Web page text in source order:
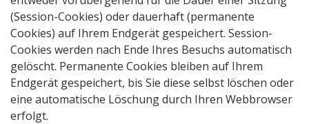
(Session-Cookies) oder dauerhaft (permanente
Cookies) auf Ihrem Endgerät gespeichert. Session-
Cookies werden nach Ende Ihres Besuchs automatisch
gelöscht. Permanente Cookies bleiben auf Ihrem
Endgerät gespeichert, bis Sie diese selbst löschen oder
eine automatische Löschung durch Ihren Webbrowser
erfolgt.